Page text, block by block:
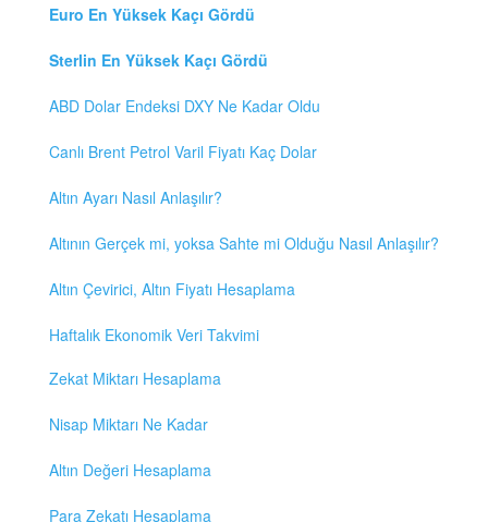
Euro En Yüksek Kaçı Gördü
Sterlin En Yüksek Kaçı Gördü
ABD Dolar Endeksi DXY Ne Kadar Oldu
Canlı Brent Petrol Varil Fiyatı Kaç Dolar
Altın Ayarı Nasıl Anlaşılır?
Altının Gerçek mi, yoksa Sahte mi Olduğu Nasıl Anlaşılır?
Altın Çevirici, Altın Fiyatı Hesaplama
Haftalık Ekonomik Veri Takvimi
Zekat Miktarı Hesaplama
Nisap Miktarı Ne Kadar
Altın Değeri Hesaplama
Para Zekatı Hesaplama